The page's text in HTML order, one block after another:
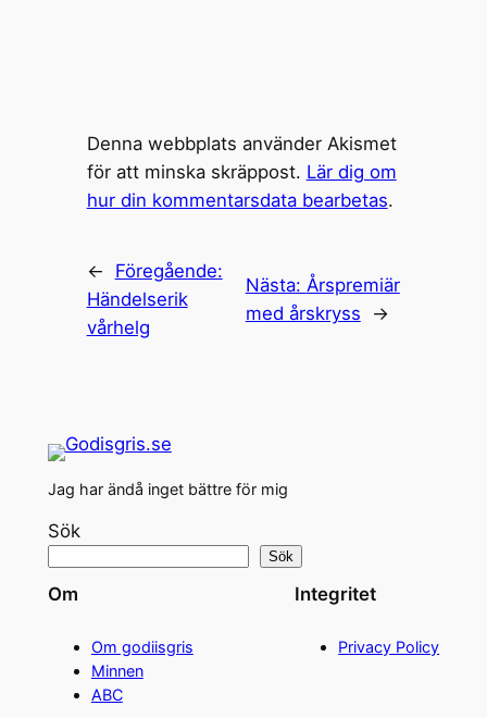
Denna webbplats använder Akismet
för att minska skräppost. Lär dig om
hur din kommentarsdata bearbetas.
←
Föregående:
Händelserik
vårhelg
Nästa: Årspremiär
med årskryss
→
Jag har ändå inget bättre för mig
Sök
Sök
Om
Om godiisgris
Minnen
ABC
Integritet
Privacy Policy